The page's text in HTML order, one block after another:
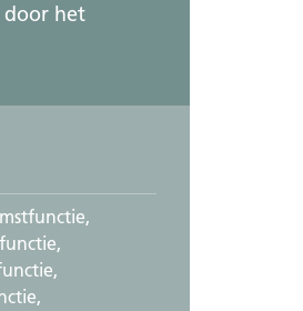
door het